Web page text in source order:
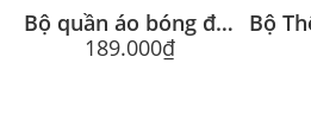
Bộ quần áo bóng đá Nanook Chính Hãng Aspeed
189.000₫